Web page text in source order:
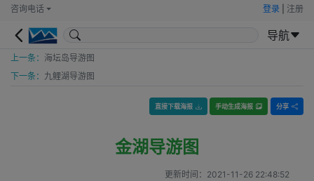
咨询电话 登录 注册
导航
上一条： 海坛岛导游图
下一条： 九鲤湖导游图
直接下载海报 手动生成海报 分享
金湖导游图
更新时间： 2021-11-26 22:48:52